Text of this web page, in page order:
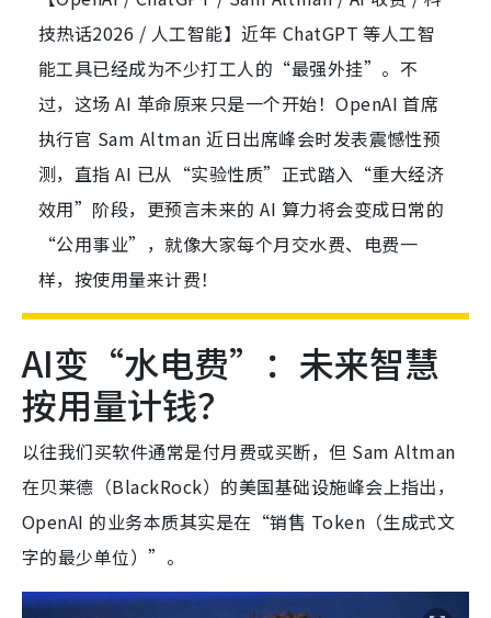
技热话2026 / 人工智能】近年 ChatGPT 等人工智
能工具已经成为不少打工人的“最强外挂”。不
过，这场 AI 革命原来只是一个开始！OpenAI 首席
执行官 Sam Altman 近日出席峰会时发表震憾性预
测，直指 AI 已从“实验性质”正式踏入“重大经济
效用”阶段，更预言未来的 AI 算力将会变成日常的
“公用事业”，就像大家每个月交水费、电费一
样，按使用量来计费！
AI变“水电费”：未来智慧
按用量计钱？
以往我们买软件通常是付月费或买断，但 Sam Altman
在贝莱德（BlackRock）的美国基础设施峰会上指出，
OpenAI 的业务本质其实是在“销售 Token（生成式文
字的最少单位）”。